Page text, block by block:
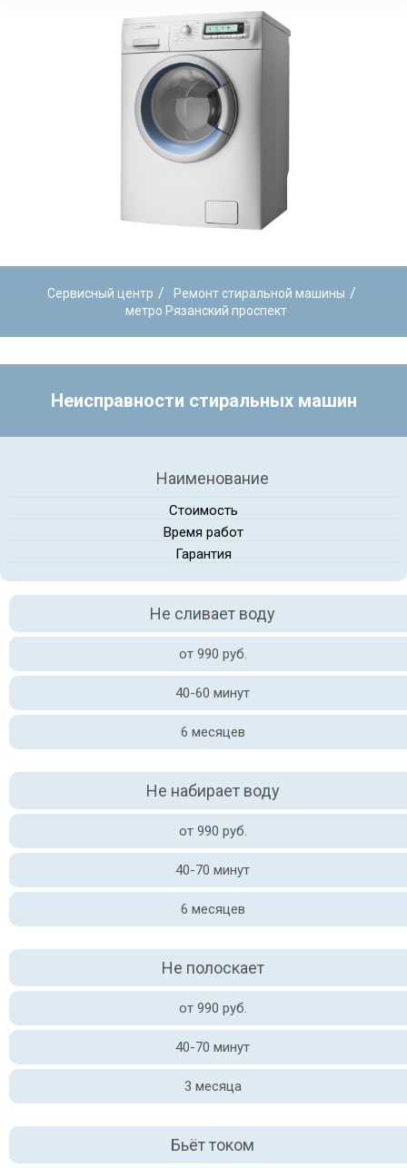
Сервисный центр / Ремонт стиральной машины /
метро Рязанский проспект
Неисправности стиральных машин
Наименование
Стоимость
Время работ
Гарантия
Не сливает воду
от 990 руб.
40-60 минут
6 месяцев
Не набирает воду
от 990 руб.
40-70 минут
6 месяцев
Не полоскает
от 990 руб.
40-70 минут
3 месяца
Бьёт током